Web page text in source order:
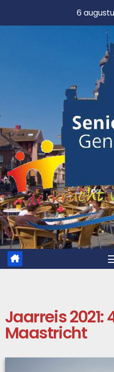
6
Jaarreis 2021:
Maastricht